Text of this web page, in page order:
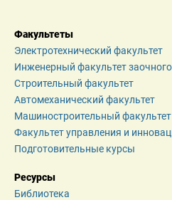
Факультеты
Электротехнический факультет
Инженерный факультет
Строительный факультет
Автомеханический факультет
Машиностроительный факультет
Факультет управления и
Подготовительные курсы
Ресурсы
Библиотека